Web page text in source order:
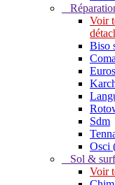
Voir
Biso
Sdm
Osci
Sol &
Voir